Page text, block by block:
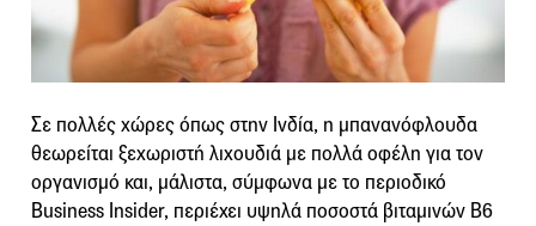
Σε πολλές χώρες όπως στην Ινδία, η μπανανόφλουδα
θεωρείται ξεχωριστή λιχουδιά με πολλά οφέλη για τον
οργανισμό και, μάλιστα, σύμφωνα με το περιοδικό
Business Insider, περιέχει υψηλά ποσοστά βιταμινών Β6